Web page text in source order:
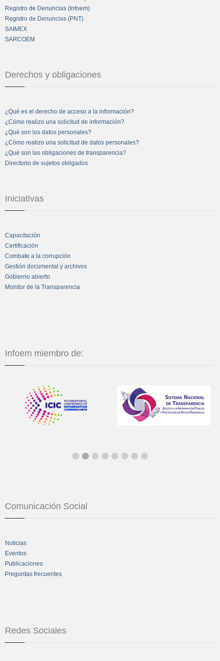
Registro de Denuncias (Infoem)
Registro de Denuncias (PNT)
SAIMEX
SARCOEM
Derechos y obligaciones
¿Qué es el derecho de acceso a la información?
¿Cómo realizo una solicitud de información?
¿Qué son los datos personales?
¿Cómo realizo una solicitud de datos personales?
¿Qué son las obligaciones de transparencia?
Directorio de sujetos obligados
Iniciativas
Capacitación
Certificación
Combate a la corrupción
Gestión documental y archivos
Gobierno abierto
Monitor de la Transparencia
Infoem miembro de:
Comunicación Social
Noticias
Eventos
Publicaciones
Preguntas frecuentes
Redes Sociales